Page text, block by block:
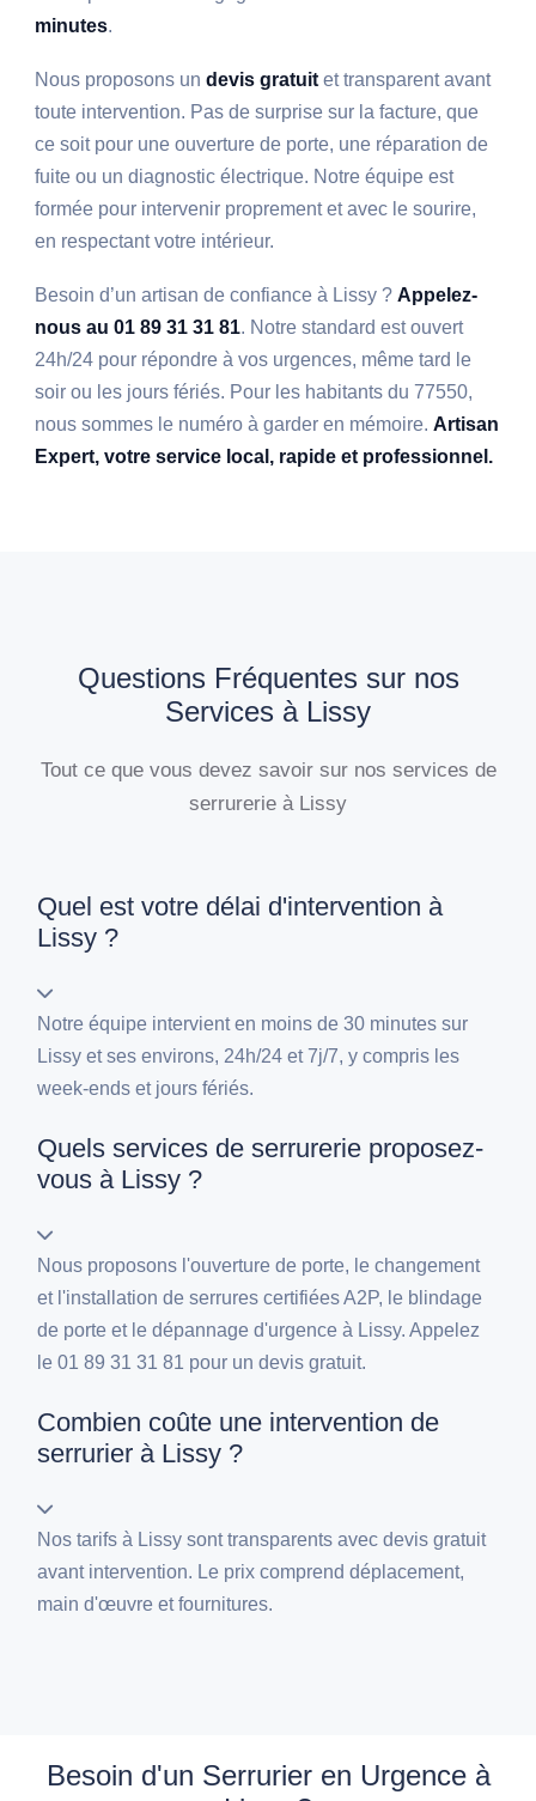
minutes.
Nous proposons undevis gratuitet transparent avant
toute intervention. Pas de surprise sur la facture, que
ce soit pour une ouverture de porte, une réparation de
fuite ou un diagnostic électrique. Notre équipe est
formée pour intervenir proprement et avec le sourire,
en respectant votre intérieur.
Besoin d’un artisan de confiance à Lissy ?Appelez-
nous au 01 89 31 31 81. Notre standard est ouvert
24h/24 pour répondre à vos urgences, même tard le
soir ou les jours fériés. Pour les habitants du 77550,
nous sommes le numéro à garder en mémoire.Artisan
Expert, votre service local, rapide et professionnel.
Questions Fréquentes sur nos
Services à Lissy
Tout ce que vous devez savoir sur nos services de
serrurerie à Lissy
Quel est votre délai d'intervention à
Lissy ?
Notre équipe intervient en moins de 30 minutes sur
Lissy et ses environs, 24h/24 et 7j/7, y compris les
week-ends et jours fériés.
Quels services de serrurerie proposez-
vous à Lissy ?
Nous proposons l'ouverture de porte, le changement
et l'installation de serrures certifiées A2P, le blindage
de porte et le dépannage d'urgence à Lissy. Appelez
le 01 89 31 31 81 pour un devis gratuit.
Combien coûte une intervention de
serrurier à Lissy ?
Nos tarifs à Lissy sont transparents avec devis gratuit
avant intervention. Le prix comprend déplacement,
main d'œuvre et fournitures.
Besoin d'un Serrurier en Urgence à